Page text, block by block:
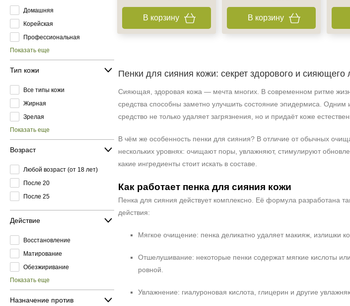
Домашняя
Корейская
Профессиональная
Показать еще
Тип кожи
Все типы кожи
Жирная
Зрелая
Показать еще
Возраст
Любой возраст (от 18 лет)
После 20
После 25
Действие
Восстановление
Матирование
Обезжиривание
Показать еще
Назначение против
В корзину В корзину
Пенки для сияния кожи: секрет здорового и сияющего
Сияющая, здоровая кожа — мечта многих. В современном ритме
средства способны заметно улучшить состояние эпидермиса.
средство не только удаляет загрязнения, но и придаёт коже
В чём же особенность пенки для сияния? В отличие от обычных
нескольких уровнях: очищают поры, увлажняют, стимулируют
какие ингредиенты стоит искать в составе.
Как работает пенка для сияния кожи
Пенка для сияния действует комплексно. Её формула разработана
действия:
Мягкое очищение: пенка деликатно удаляет макияж, излишки
Отшелушивание: некоторые пенки содержат мягкие кислоты
ровной.
Увлажнение: гиалуроновая кислота, глицерин и другие